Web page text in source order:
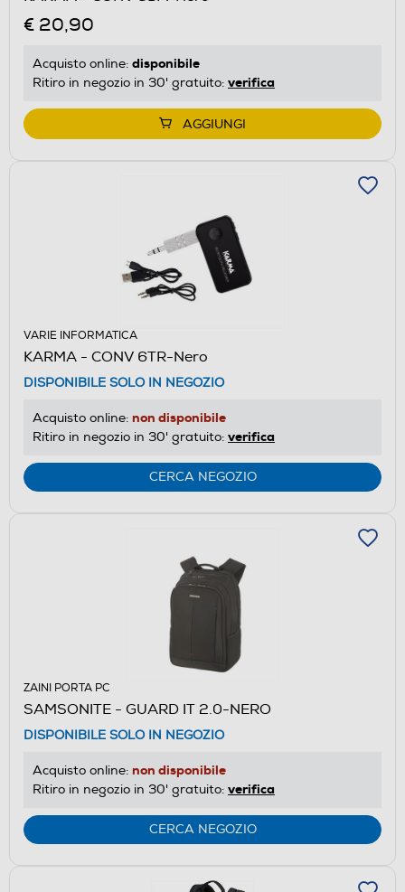
€ 20,90
Acquisto online: disponibile
Ritiro in negozio in 30' gratuito: verifica
AGGIUNGI
VARIE INFORMATICA
KARMA - CONV 6TR-Nero
DISPONIBILE SOLO IN NEGOZIO
Acquisto online: non disponibile
Ritiro in negozio in 30' gratuito: verifica
CERCA NEGOZIO
ZAINI PORTA PC
SAMSONITE - GUARD IT 2.0-NERO
DISPONIBILE SOLO IN NEGOZIO
Acquisto online: non disponibile
Ritiro in negozio in 30' gratuito: verifica
CERCA NEGOZIO